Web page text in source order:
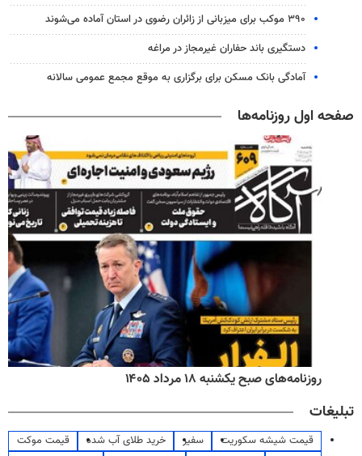
۳۹۰ موکب برای میزبانی از زائران رضوی در استان آماده می‌شوند
دستگیری باند حفاران غیرمجاز در مراغه
آمادگی بانک مسکن برای برگزاری به موقع مجمع عمومی سالانه
صفحه اول روزنامه‌ها
روزنامه‌های صبح یکشنبه ۱۸ مرداد ۱۴۰۵
تبلیغات
قیمت شیشه سکوریت سفیر خرید طلای آب شده
قیمت موکت